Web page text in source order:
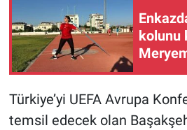
kolunu
Türkiye’yi UEFA Avrupa
temsil edecek olan
Gündem Özel
Günün görüntüsü
Haber